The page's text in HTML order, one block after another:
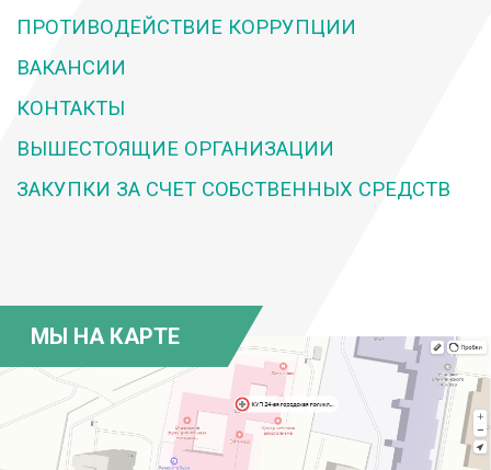
ПРОТИВОДЕЙСТВИЕ КОРРУПЦИИ
ВАКАНСИИ
КОНТАКТЫ
ВЫШЕСТОЯЩИЕ ОРГАНИЗАЦИИ
ЗАКУПКИ ЗА СЧЕТ СОБСТВЕННЫХ СРЕДСТВ
МЫ НА КАРТЕ